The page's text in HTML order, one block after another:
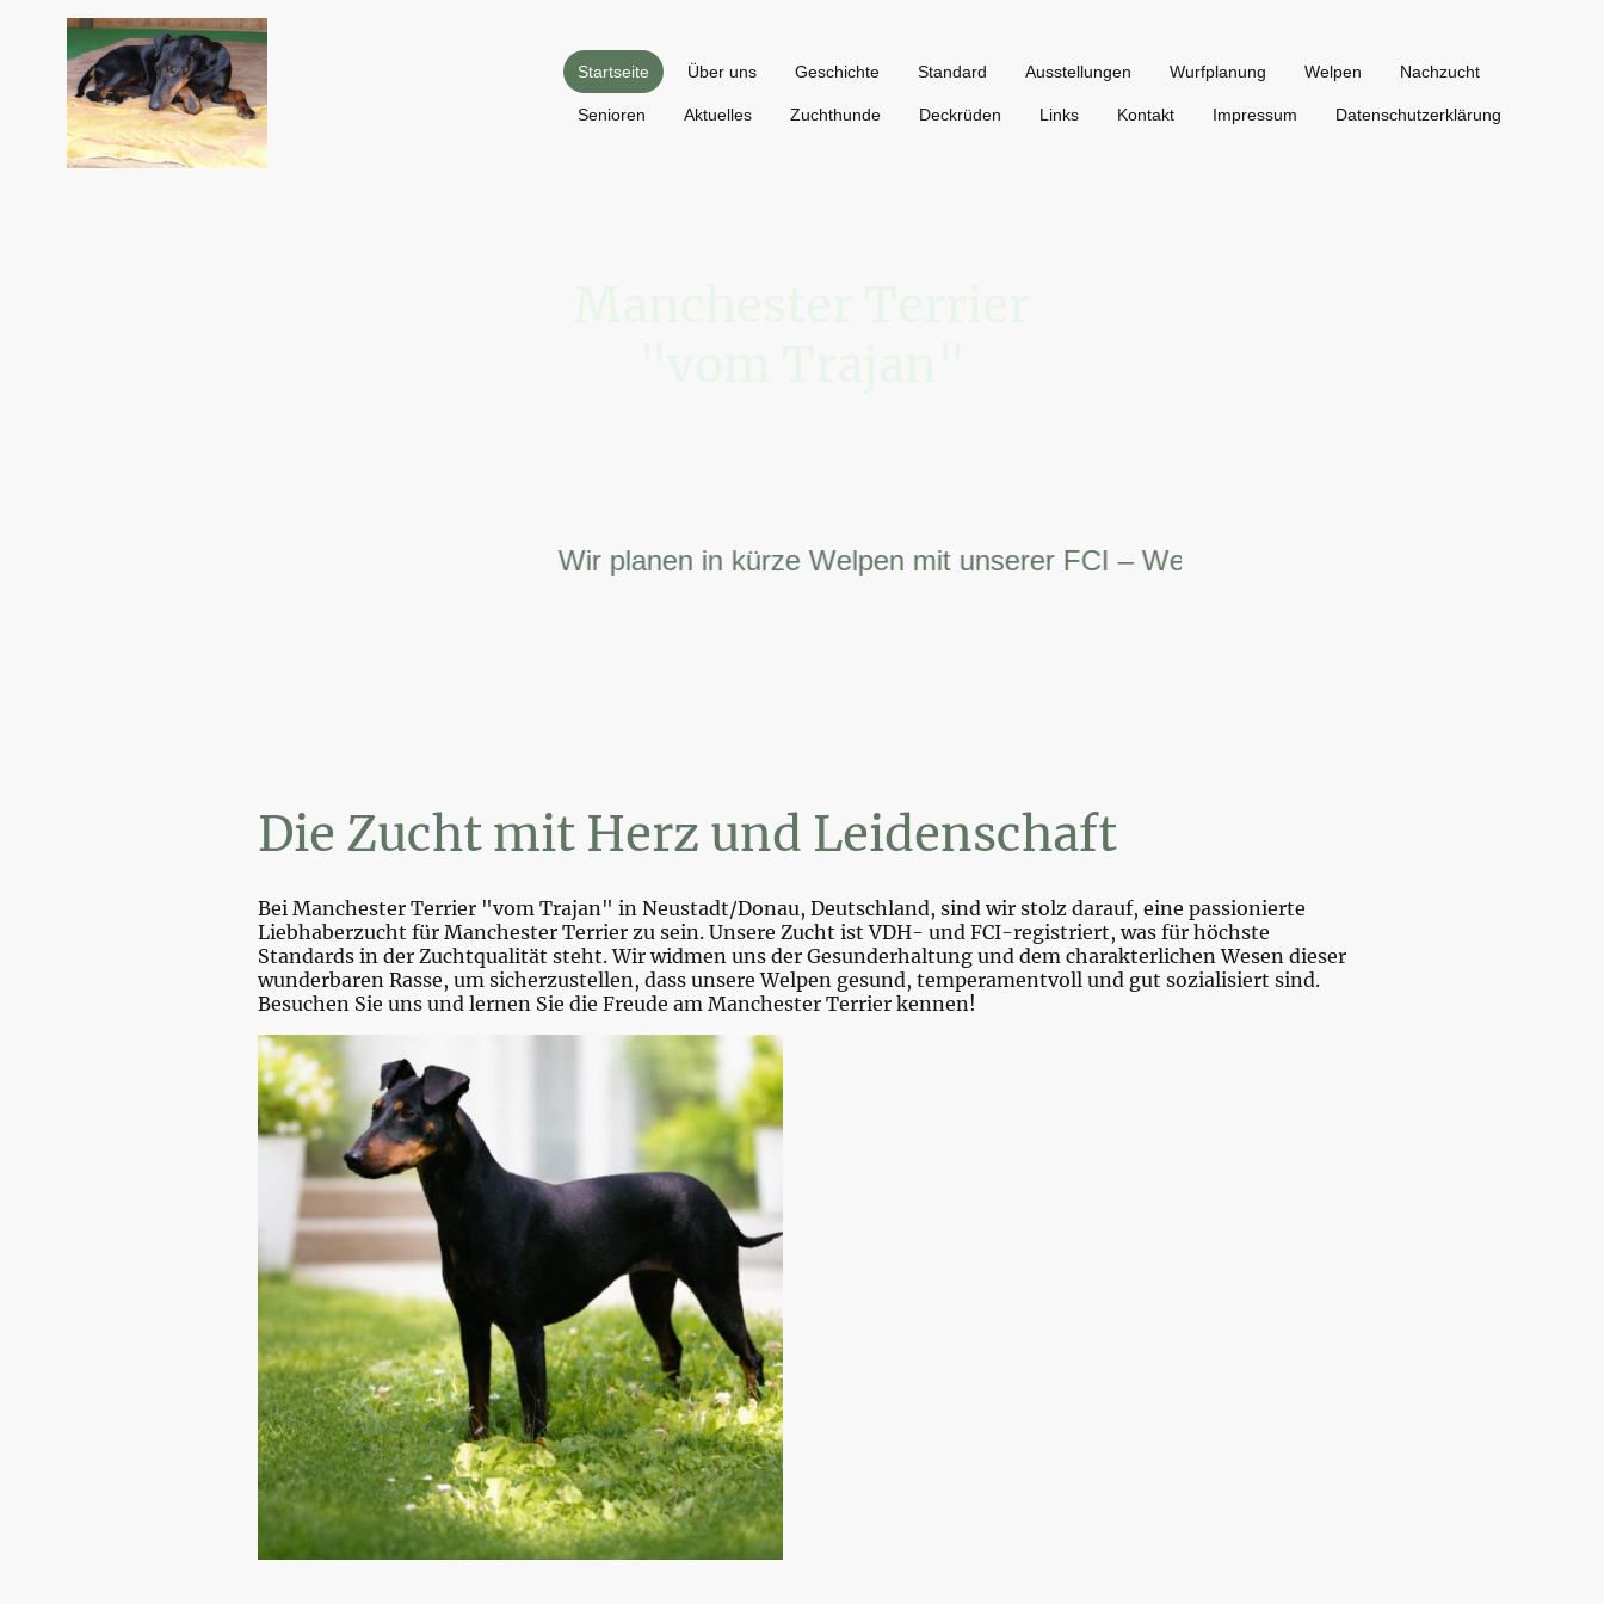
Startseite Über uns Geschichte Standard Ausstellungen Wurfplanung Welpen Nachzucht
Senioren Aktuelles Zuchthunde Deckrüden Links Kontakt Impressum Datenschutzerklärung
Wir planen in kürze Welpen mit unserer FCI – Weltsiegerin.
Die Zucht mit Herz und Leidenschaft
Bei Manchester Terrier "vom Trajan" in Neustadt/Donau, Deutschland, sind wir stolz darauf, eine passionierte
Liebhaberzucht für Manchester Terrier zu sein. Unsere Zucht ist VDH- und FCI-registriert, was für höchste
Standards in der Zuchtqualität steht. Wir widmen uns der Gesunderhaltung und dem charakterlichen Wesen dieser
wunderbaren Rasse, um sicherzustellen, dass unsere Welpen gesund, temperamentvoll und gut sozialisiert sind.
Besuchen Sie uns und lernen Sie die Freude am Manchester Terrier kennen!